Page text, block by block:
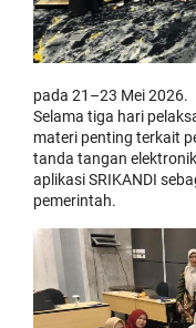
pada 21–23 Mei 2026.
Selama tiga hari
materi penting terkait
tanda tangan
aplikasi SRIKANDI
pemerintah.